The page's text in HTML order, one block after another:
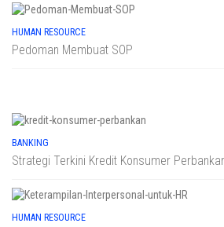
HUMAN RESOURCE
Pedoman Membuat SOP
BANKING
Strategi Terkini Kredit Konsumer
HUMAN RESOURCE